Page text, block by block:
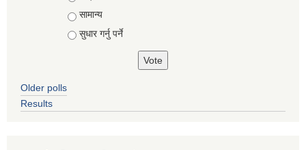
सामान्य
सुधार गर्नु पर्ने
Older polls
Results